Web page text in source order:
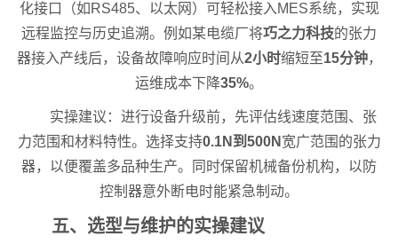
化接口（如RS485、以太网）可轻松接入MES系统，实现
远程监控与历史追溯。例如某电缆厂将巧之力科技的张力
器接入产线后，设备故障响应时间从2小时缩短至15分钟，
运维成本下降35%。
实操建议：进行设备升级前，先评估线速度范围、张
力范围和材料特性。选择支持0.1N到500N 宽广范围的张力
器，以便覆盖多品种生产。同时保留机械备份机构，以防
控制器意外断电时能紧急制动。
五、选型与维护的实操建议